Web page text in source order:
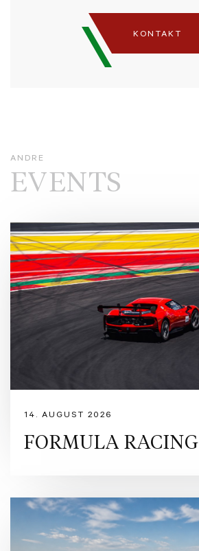
KONTAKT
ANDRE
EVENTS
14. AUGUST 2026
FORMULA